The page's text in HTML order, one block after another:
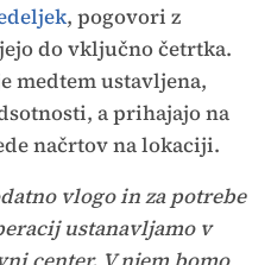
, pogovori z
do vključno četrtka.
medtem ustavljena,
a prihajajo na
načrtov na lokaciji.
vlogo in za potrebe
ustanavljamo v